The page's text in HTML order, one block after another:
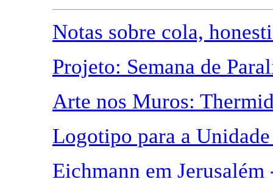
Notas sobre cola,
Projeto: Semana de
Arte nos Muros:
Logotipo para a
Eichmann em